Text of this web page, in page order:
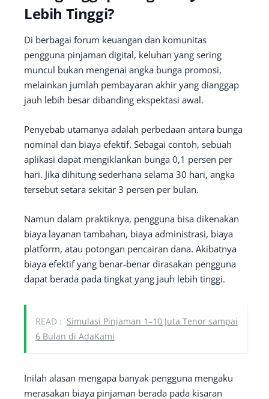
Lebih Tinggi?
Di berbagai forum keuangan dan komunitas
pengguna pinjaman digital, keluhan yang sering
muncul bukan mengenai angka bunga promosi,
melainkan jumlah pembayaran akhir yang dianggap
jauh lebih besar dibanding ekspektasi awal.
Penyebab utamanya adalah perbedaan antara bunga
nominal dan biaya efektif. Sebagai contoh, sebuah
aplikasi dapat mengiklankan bunga 0,1 persen per
hari. Jika dihitung sederhana selama 30 hari, angka
tersebut setara sekitar 3 persen per bulan.
Namun dalam praktiknya, pengguna bisa dikenakan
biaya layanan tambahan, biaya administrasi, biaya
platform, atau potongan pencairan dana. Akibatnya
biaya efektif yang benar-benar dirasakan pengguna
dapat berada pada tingkat yang jauh lebih tinggi.
READ : Simulasi Pinjaman 1–10 Juta Tenor sampai
6 Bulan di AdaKami
Inilah alasan mengapa banyak pengguna mengaku
merasakan biaya pinjaman berada pada kisaran